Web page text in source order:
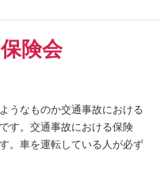
険会
うなものか交通事故における
す。交通事故における保険
。車を運転している人が必ず